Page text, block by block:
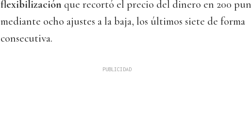
flexibilización que recortó el precio del dinero en 200
mediante ocho ajustes a la baja, los últimos siete de forma
consecutiva.